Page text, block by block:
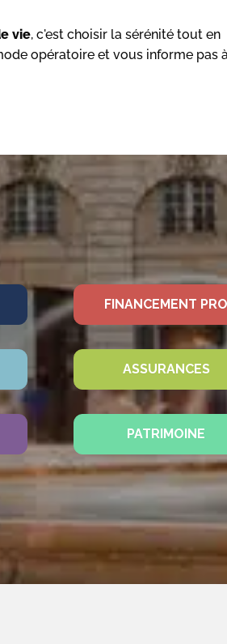
vie, c'est choisir la sérénité tout en
opératoire et vous informe pas
FINANCEMENT PRO
ASSURANCES
PATRIMOINE